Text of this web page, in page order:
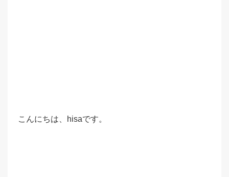
こんにちは、hisaです。